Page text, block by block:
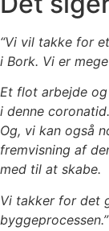
“Vi vil takke for
i Bork. Vi er
Et flot arbejde
i denne
Og, vi kan også
fremvisning af
med til at skabe.
Vi takker for det
byggeprocessen.”